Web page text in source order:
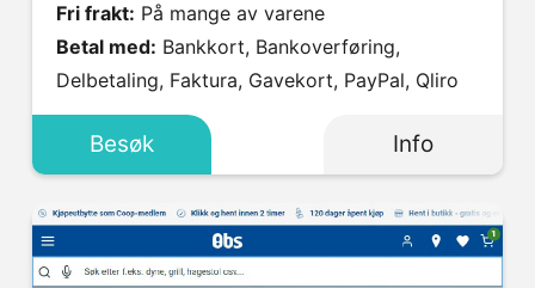
Fri frakt: På mange av varene
Betal med:
Delbetaling, Faktura, Gavekort, PayPal, Qliro
Besøk Info